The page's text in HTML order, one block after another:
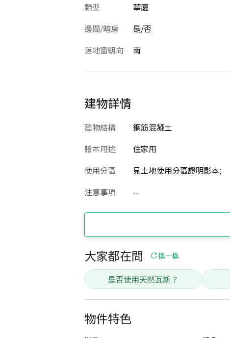
類型
華廈
邊間/暗房
是/否
落地窗朝向
南
建物詳情
建物結構 鋼筋混凝土
謄本用途
住家用
使用分區
見土地使用分區證明影本;
注意事項
--
大家都在問 換一換
是否使用天然瓦斯？
物件特色